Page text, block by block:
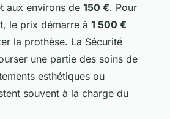
aux environs de 150 €. Pour
le prix démarre à 1 500 €
la prothèse. La Sécurité
une partie des soins de
esthétiques ou
souvent à la charge du